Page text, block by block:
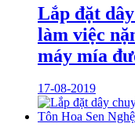
Lắp đặt
làm việc
máy mía
17-08-2019